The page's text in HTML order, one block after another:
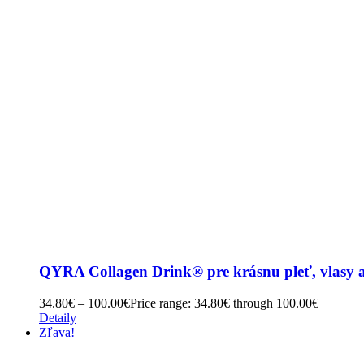
QYRA Collagen Drink® pre krásnu pleť, vlasy
34.80€ – 100.00€Price range: 34.80€ through 100.00€
Detaily
Zľava!